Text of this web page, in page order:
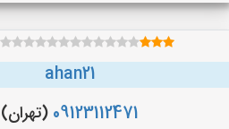
ahan21
09123112471 (تهران)